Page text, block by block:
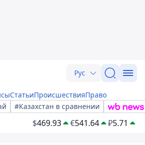
Рус
СтатьиПроисшествияПраво
#Казахстан в сравнении
$469.93 €541.64 ₽5.71